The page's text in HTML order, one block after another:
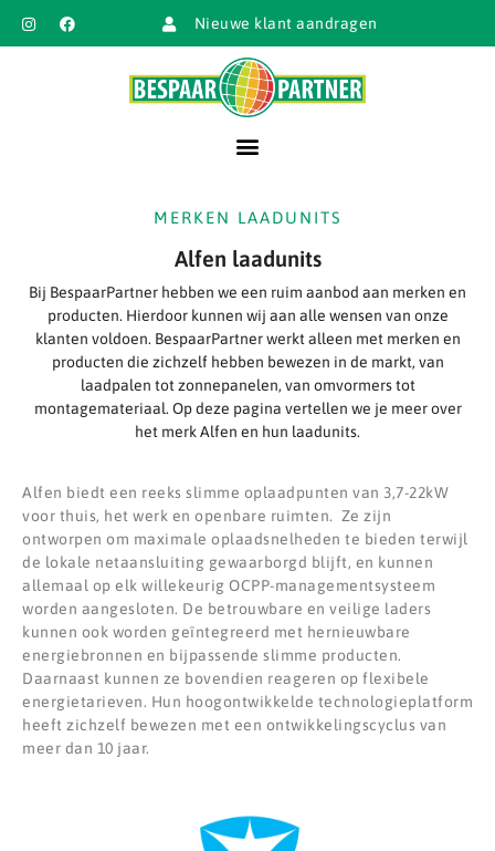
Nieuwe klant aandragen
MERKEN LAADUNITS
Alfen laadunits
Bij BespaarPartner hebben we een ruim aanbod aan merken en
producten. Hierdoor kunnen wij aan alle wensen van onze
klanten voldoen. BespaarPartner werkt alleen met merken en
producten die zichzelf hebben bewezen in de markt, van
laadpalen tot zonnepanelen, van omvormers tot
montagemateriaal. Op deze pagina vertellen we je meer over
het merk Alfen en hun laadunits.
Alfen biedt een reeks slimme oplaadpunten van 3,7-22kW
voor thuis, het werk en openbare ruimten. Ze zijn
ontworpen om maximale oplaadsnelheden te bieden terwijl
de lokale netaansluiting gewaarborgd blijft, en kunnen
allemaal op elk willekeurig OCPP-managementsysteem
worden aangesloten. De betrouwbare en veilige laders
kunnen ook worden geïntegreerd met hernieuwbare
energiebronnen en bijpassende slimme producten.
Daarnaast kunnen ze bovendien reageren op flexibele
energietarieven. Hun hoogontwikkelde technologieplatform
heeft zichzelf bewezen met een ontwikkelingscyclus van
meer dan 10 jaar.